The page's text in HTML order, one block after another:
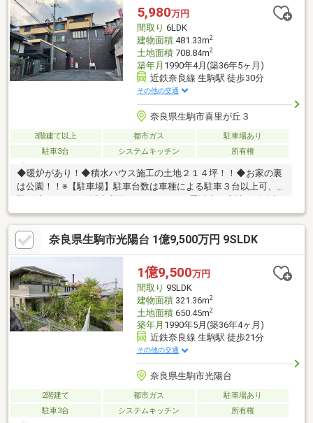
市ガスへの工事完了しています！◯エネファーム設置済なので、
電気代も削減できます！◯2025年3月廊下フロア張り替え・7月
バルコニー防水工事！
5,980万円
間取り 6LDK
建物面積481.33m2
土地面積708.84m2
築年月 1990年4月(築36年5ヶ月)
近鉄奈良線 生駒駅 徒歩30分
その他の交通
奈良県生駒市喜里が丘３
3階建て以上 都市ガス
駐車場あり
駐車3台
システムキッチン 所有権
◆暖炉があり！◆積水ハウス施工の土地２１４坪！！◆お家の裏
は公園！！※【駐車場】駐車台数は車種による駐車３台以上可、
即引渡可、２沿線以上利用可、ＬＤＫ２０畳以上、土地100坪以
上、山が見える、システムキッチン、トイレ２ヶ所、２面以上バ
ルコニー、温水洗浄便座、吹抜け、シャッター車庫、ウォークイ
ンクローゼット、３階建以上、都市ガス
奈良県生駒市光陽台 1億9,500万円 9SLDK
1億9,500万円
間取り 9SLDK
建物面積321.36m2
土地面積650.45m2
築年月 1990年5月(築36年4ヶ月)
近鉄奈良線 生駒駅 徒歩21分
その他の交通
奈良県生駒市光陽台
2階建て 都市ガス
駐車場あり
駐車3台
システムキッチン 所有権